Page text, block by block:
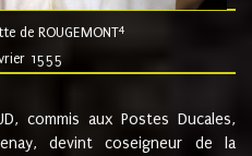
de ROUGEMONT4
1555
commis aux Postes Ducales,
devint coseigneur de la